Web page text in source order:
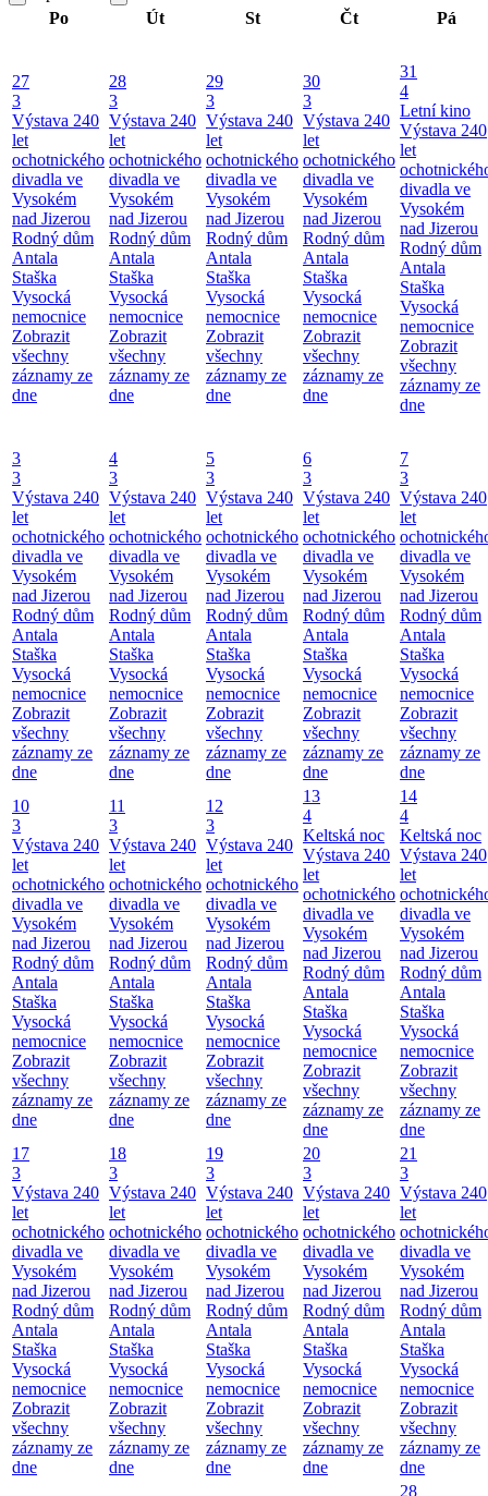
Po
Út St Čt Pá
27
3
Výstava 240
let
ochotnického
divadla ve
Vysokém
nad Jizerou
Rodný dům
Antala
Staška
Vysocká
nemocnice
Zobrazit
všechny
záznamy ze
dne
28
3
Výstava 240
let
ochotnického
divadla ve
Vysokém
nad Jizerou
Rodný dům
Antala
Staška
Vysocká
nemocnice
Zobrazit
všechny
záznamy ze
dne
29
3
Výstava 240
let
ochotnického
divadla ve
Vysokém
nad Jizerou
Rodný dům
Antala
Staška
Vysocká
nemocnice
Zobrazit
všechny
záznamy ze
dne
30
3
Výstava 240
let
ochotnického
divadla ve
Vysokém
nad Jizerou
Rodný dům
Antala
Staška
Vysocká
nemocnice
Zobrazit
všechny
záznamy ze
dne
31
4
Letní kino
Výstava 240
let
divadla ve
Vysokém
nad Jizerou
Rodný dům
Antala
Staška
Vysocká
nemocnice
Zobrazit
všechny
záznamy ze
dne
3
3
Výstava 240
let
ochotnického
divadla ve
Vysokém
nad Jizerou
Rodný dům
Antala
Staška
Vysocká
nemocnice
Zobrazit
všechny
záznamy ze
dne
4
3
Výstava 240
let
ochotnického
divadla ve
Vysokém
nad Jizerou
Rodný dům
Antala
Staška
Vysocká
nemocnice
Zobrazit
všechny
záznamy ze
dne
5
3
Výstava 240
let
ochotnického
divadla ve
Vysokém
nad Jizerou
Rodný dům
Antala
Staška
Vysocká
nemocnice
Zobrazit
všechny
záznamy ze
dne
6
3
Výstava 240
let
ochotnického
divadla ve
Vysokém
nad Jizerou
Rodný dům
Antala
Staška
Vysocká
nemocnice
Zobrazit
všechny
záznamy ze
dne
7
3
Výstava 240
let
divadla ve
Vysokém
nad Jizerou
Rodný dům
Antala
Staška
Vysocká
nemocnice
Zobrazit
všechny
záznamy ze
dne
10
3
Výstava 240
let
ochotnického
divadla ve
Vysokém
nad Jizerou
Rodný dům
Antala
Staška
Vysocká
nemocnice
Zobrazit
všechny
záznamy ze
dne
11
3
Výstava 240
let
ochotnického
divadla ve
Vysokém
nad Jizerou
Rodný dům
Antala
Staška
Vysocká
nemocnice
Zobrazit
všechny
záznamy ze
dne
12
3
Výstava 240
let
ochotnického
divadla ve
Vysokém
nad Jizerou
Rodný dům
Antala
Staška
Vysocká
nemocnice
Zobrazit
všechny
záznamy ze
dne
13
4
Keltská noc
Výstava 240
let
ochotnického
divadla ve
Vysokém
nad Jizerou
Rodný dům
Antala
Staška
Vysocká
nemocnice
Zobrazit
všechny
záznamy ze
dne
14
4
Keltská noc
Výstava 240
let
divadla ve
Vysokém
nad Jizerou
Rodný dům
Antala
Staška
Vysocká
nemocnice
Zobrazit
všechny
záznamy ze
dne
17
3
Výstava 240
let
ochotnického
divadla ve
Vysokém
nad Jizerou
Rodný dům
Antala
Staška
Vysocká
nemocnice
Zobrazit
všechny
záznamy ze
dne
18
3
Výstava 240
let
ochotnického
divadla ve
Vysokém
nad Jizerou
Rodný dům
Antala
Staška
Vysocká
nemocnice
Zobrazit
všechny
záznamy ze
dne
19
3
Výstava 240
let
ochotnického
divadla ve
Vysokém
nad Jizerou
Rodný dům
Antala
Staška
Vysocká
nemocnice
Zobrazit
všechny
záznamy ze
dne
20
3
Výstava 240
let
ochotnického
divadla ve
Vysokém
nad Jizerou
Rodný dům
Antala
Staška
Vysocká
nemocnice
Zobrazit
všechny
záznamy ze
dne
21
3
Výstava 240
let
divadla ve
Vysokém
nad Jizerou
Rodný dům
Antala
Staška
Vysocká
nemocnice
Zobrazit
všechny
záznamy ze
dne
28